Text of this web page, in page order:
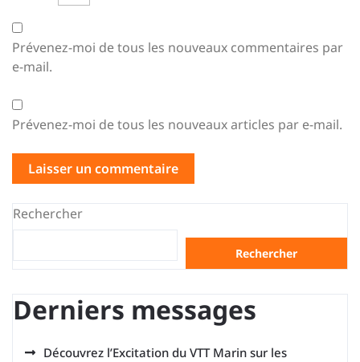
Prévenez-moi de tous les nouveaux commentaires par
e-mail.
Prévenez-moi de tous les nouveaux articles par e-mail.
Rechercher
Rechercher
Derniers messages
Découvrez l’Excitation du VTT Marin sur les